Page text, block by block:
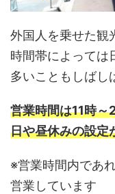
外国人を乗せた観
時間帯によっては
多いこともしばし
営業時間は11時
日や昼休みの設定
※営業時間内であ
営業しています